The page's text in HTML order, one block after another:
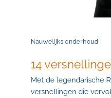
Nauwelijks onderhoud
14
Met de legendarische
versnellingen die